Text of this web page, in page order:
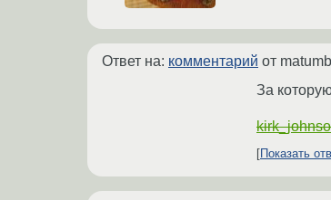
Ответ на: комментарий от
За
Показать